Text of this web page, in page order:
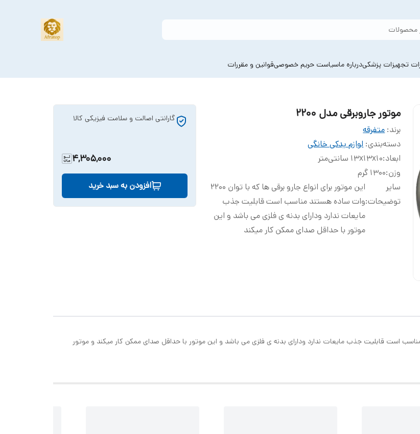
محصولات
تجهیزات پزشکیدرباره ماسیاست حریم خصوصیقوانین و مقررات
موتور جاروبرقی مدل 2200
برند: متفرقه
دسته‌بندی:لوازم یدکی خانگی
ابعاد:13x13x10 سانتی‌متر
وزن:1300 گرم
سایر
توضیحات:
این موتور برای انواع جارو برقی ها که با توان 2200
وات ساده هستند مناسب است قابلیت جذب
مایعات ندارد ودارای بدنه ی فلزی می باشد و این
موتور با حداقل صدای ممکن کار میکند
گارانتی اصالت و سلامت فیزیکی کالا
4,305,000
افزودن به سبد خرید
برقی ها که با توان 2200 وات ساده هستند مناسب است قابلیت جذب مایعات ندارد ودارای بدنه ی فلزی می باشد و این موتور با حداقل صدای ممکن کار میکند و موتور